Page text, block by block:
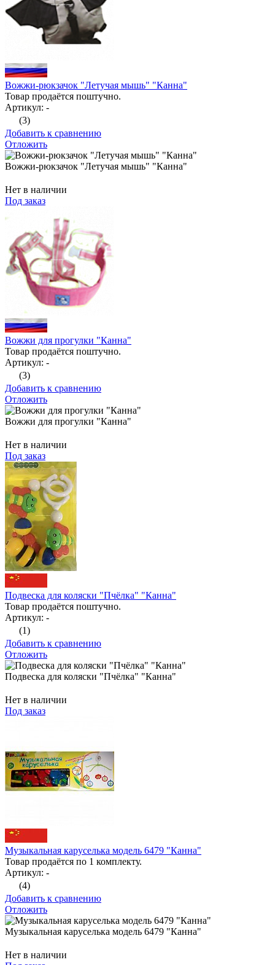
Вожжи-рюкзачок "Летучая мышь" "Канна"
Товар продаётся поштучно.
Артикул: -
(3)
Добавить к сравнению
Отложить
Вожжи-рюкзачок "Летучая мышь" "Канна"
Нет в наличии
Под заказ
Вожжи для прогулки "Канна"
Товар продаётся поштучно.
Артикул: -
(3)
Добавить к сравнению
Отложить
Вожжи для прогулки "Канна"
Нет в наличии
Под заказ
Подвеска для коляски "Пчёлка" "Канна"
Товар продаётся поштучно.
Артикул: -
(1)
Добавить к сравнению
Отложить
Подвеска для коляски "Пчёлка" "Канна"
Нет в наличии
Под заказ
Музыкальная каруселька модель 6479 "Канна"
Товар продаётся по 1 комплекту.
Артикул: -
(4)
Добавить к сравнению
Отложить
Музыкальная каруселька модель 6479 "Канна"
Нет в наличии